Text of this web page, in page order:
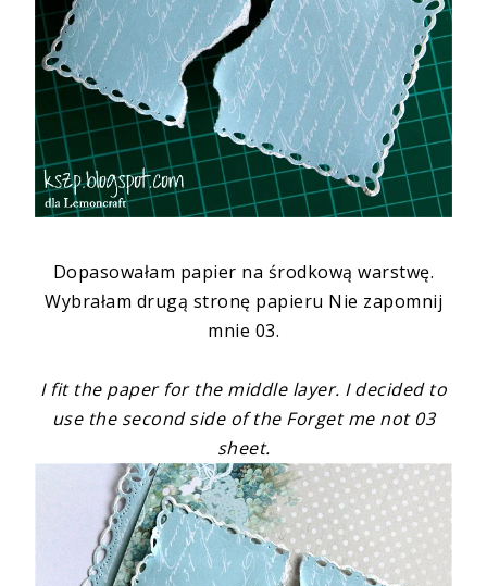
Dopasowałam papier na środkową warstwę.
Wybrałam drugą stronę papieru Nie zapomnij
mnie 03.
I fit the paper for the middle layer. I decided to
use the second side of the Forget me not 03
sheet.